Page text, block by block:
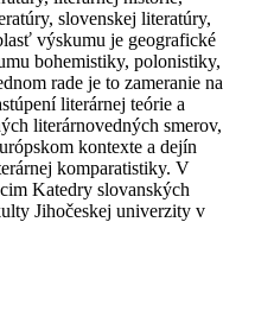
slovenskej literatúry,
výskumu je geografické
bohemistiky, polonistiky,
rade je to zameranie na
literárnej teórie a
literárnovedných smerov,
kontexte a dejín
komparatistiky. V
Katedry slovanských
Jihočeskej univerzity v